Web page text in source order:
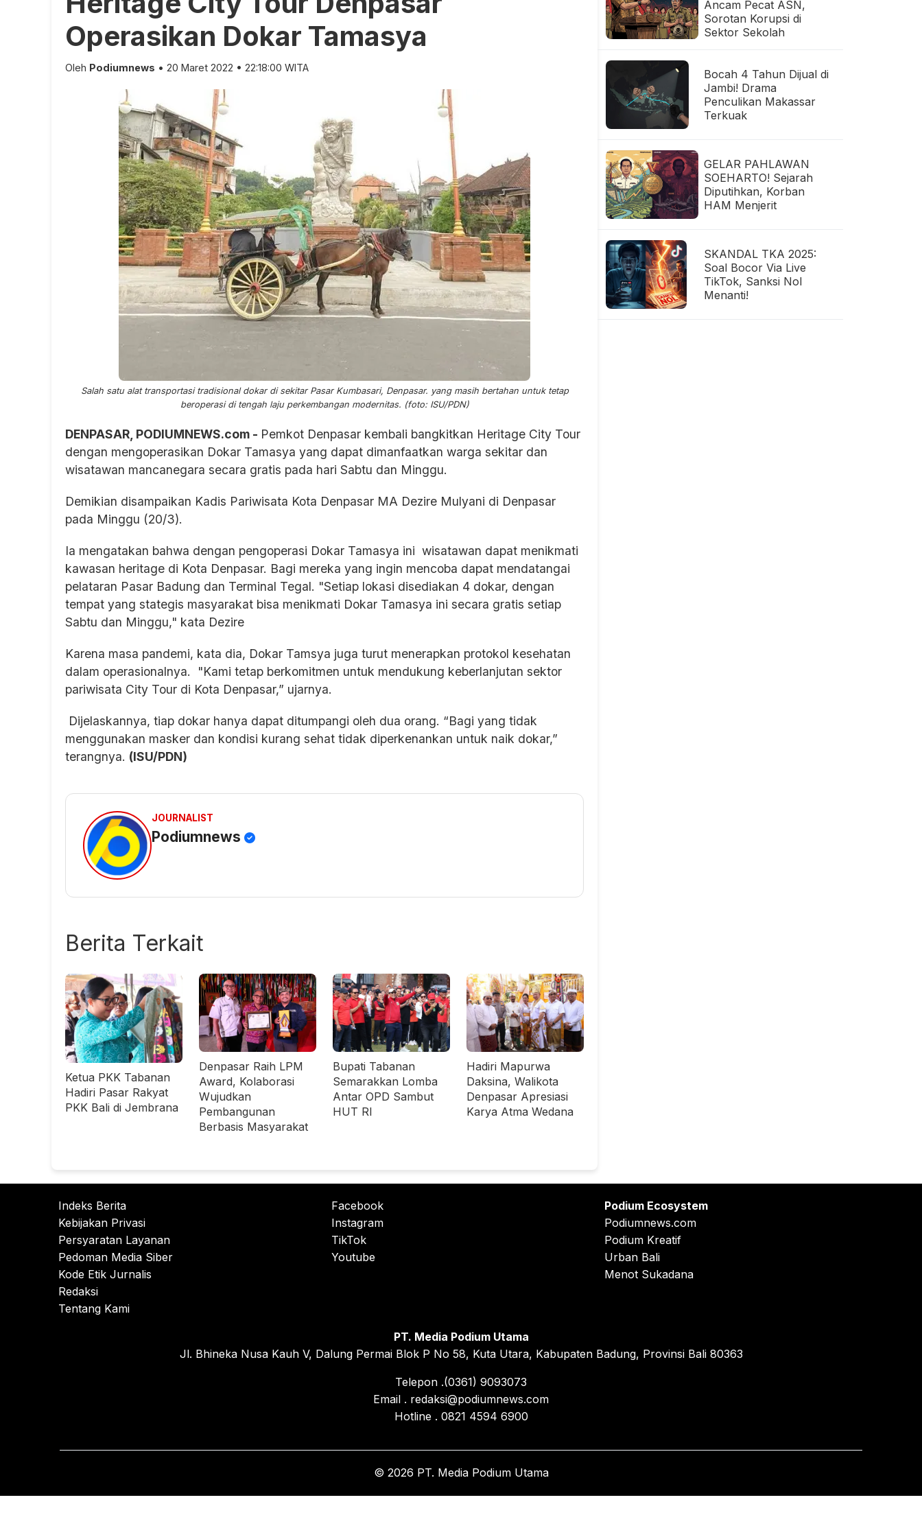
Operasikan Dokar Tamasya
Oleh Podiumnews • 20 Maret 2022 • 22:18:00 WITA
Salah satu alat transportasi tradisional dokar di sekitar Pasar Kumbasari, Denpasar. yang masih bertahan untuk tetap
beroperasi di tengah laju perkembangan modernitas. (foto: ISU/PDN)
DENPASAR, PODIUMNEWS.com - Pemkot Denpasar kembali bangkitkan Heritage City Tour
dengan mengoperasikan Dokar Tamasya yang dapat dimanfaatkan warga sekitar dan
wisatawan mancanegara secara gratis pada hari Sabtu dan Minggu.
Demikian disampaikan Kadis Pariwisata Kota Denpasar MA Dezire Mulyani di Denpasar
pada Minggu (20/3).
Ia mengatakan bahwa dengan pengoperasi Dokar Tamasya ini wisatawan dapat menikmati
kawasan heritage di Kota Denpasar. Bagi mereka yang ingin mencoba dapat mendatangai
pelataran Pasar Badung dan Terminal Tegal. "Setiap lokasi disediakan 4 dokar, dengan
tempat yang stategis masyarakat bisa menikmati Dokar Tamasya ini secara gratis setiap
Sabtu dan Minggu," kata Dezire
Karena masa pandemi, kata dia, Dokar Tamsya juga turut menerapkan protokol kesehatan
dalam operasionalnya. "Kami tetap berkomitmen untuk mendukung keberlanjutan sektor
pariwisata City Tour di Kota Denpasar,” ujarnya.
Dijelaskannya, tiap dokar hanya dapat ditumpangi oleh dua orang. “Bagi yang tidak
menggunakan masker dan kondisi kurang sehat tidak diperkenankan untuk naik dokar,”
terangnya. (ISU/PDN)
JOURNALIST
Podiumnews
Berita Terkait
Ketua PKK Tabanan
Hadiri Pasar Rakyat
PKK Bali di Jembrana
Denpasar Raih LPM
Award, Kolaborasi
Wujudkan
Pembangunan
Berbasis Masyarakat
Bupati Tabanan
Semarakkan Lomba
Antar OPD Sambut
HUT RI
Hadiri Mapurwa
Daksina, Walikota
Denpasar Apresiasi
Karya Atma Wedana
Ancam Pecat ASN,
Sorotan Korupsi di
Sektor Sekolah
Bocah 4 Tahun Dijual di
Jambi! Drama
Penculikan Makassar
Terkuak
GELAR PAHLAWAN
SOEHARTO! Sejarah
Diputihkan, Korban
HAM Menjerit
SKANDAL TKA 2025:
Soal Bocor Via Live
TikTok, Sanksi Nol
Menanti!
Indeks Berita
Kebijakan Privasi
Persyaratan Layanan
Pedoman Media Siber
Kode Etik Jurnalis
Redaksi
Tentang Kami
Facebook
Instagram
TikTok
Youtube
Podium Ecosystem
Podiumnews.com
Podium Kreatif
Urban Bali
Menot Sukadana
PT. Media Podium Utama
Jl. Bhineka Nusa Kauh V, Dalung Permai Blok P No 58, Kuta Utara, Kabupaten Badung, Provinsi Bali 80363
Telepon .(0361) 9093073
Email . redaksi@podiumnews.com
Hotline . 0821 4594 6900
© 2026 PT. Media Podium Utama